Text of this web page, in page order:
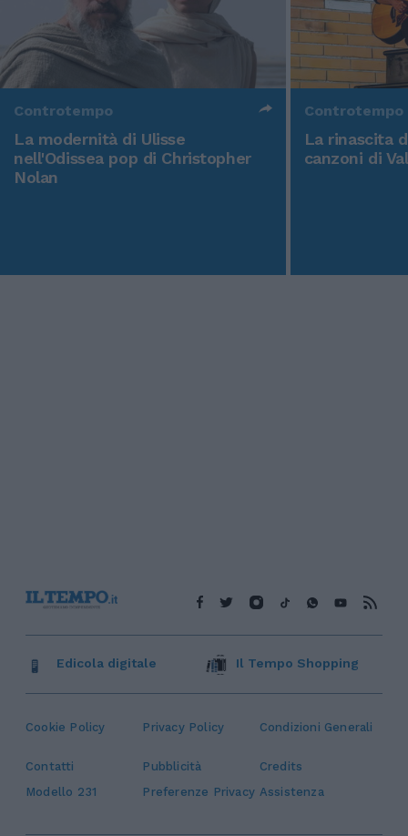
Controtempo
La modernità di Ulisse
nell'Odissea pop di Christopher
Nolan
Controtempo
La rinascita
canzoni di
Cookie Policy Privacy Policy Condizioni Generali
Contatti Pubblicità
Credits
Modello 231
Preferenze Privacy Assistenza
Edicola digitale Il Tempo Shopping